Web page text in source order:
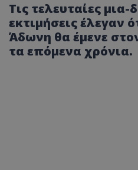
Τις τελευταίες μια-
εκτιμήσεις έλεγαν
Άδωνη θα έμενε
τα επόμενα χρόνια.